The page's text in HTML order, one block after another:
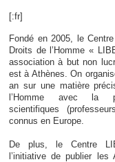
[:fr]
Fondé en 2005, le
Droits de l’Homme «
association à but non
est à Athènes. On
an sur une matière
l’Homme avec la
scientifiques
connus en Europe.
De plus, le Centre
l’initiative de publier les